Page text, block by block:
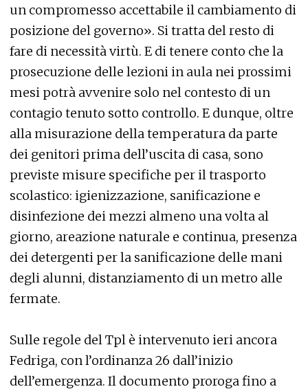
un compromesso accettabile il cambiamento di
posizione del governo». Si tratta del resto di
fare di necessità virtù. E di tenere conto che la
prosecuzione delle lezioni in aula nei prossimi
mesi potrà avvenire solo nel contesto di un
contagio tenuto sotto controllo. E dunque, oltre
alla misurazione della temperatura da parte
dei genitori prima dell’uscita di casa, sono
previste misure specifiche per il trasporto
scolastico: igienizzazione, sanificazione e
disinfezione dei mezzi almeno una volta al
giorno, areazione naturale e continua, presenza
dei detergenti per la sanificazione delle mani
degli alunni, distanziamento di un metro alle
fermate.
Sulle regole del Tpl è intervenuto ieri ancora
Fedriga, con l’ordinanza 26 dall’inizio
dell’emergenza. Il documento proroga fino a